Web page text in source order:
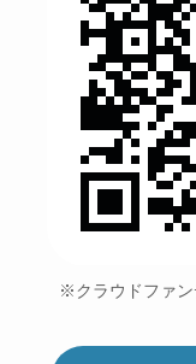
※クラウドファン